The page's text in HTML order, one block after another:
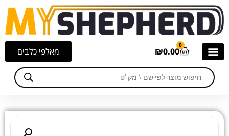
מאלפי כלבים ₪0.00
0